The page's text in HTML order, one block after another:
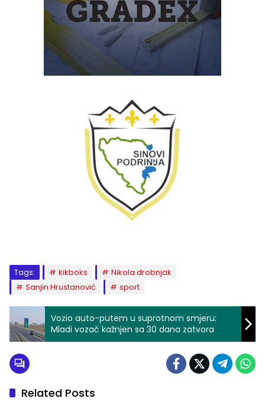
Tags: kikboks
Nikola drobnjak
Sanjin Hrustanović
sport
Vozio auto-putem u suprotnom smjeru:
Mladi vozač kažnjen sa 30 dana zatvora
Related Posts